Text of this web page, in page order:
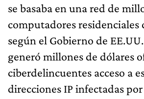
se basaba en una red de
computadores
según el Gobierno de
generó millones de dólares
ciberdelincuentes acceso a
direcciones IP infectadas